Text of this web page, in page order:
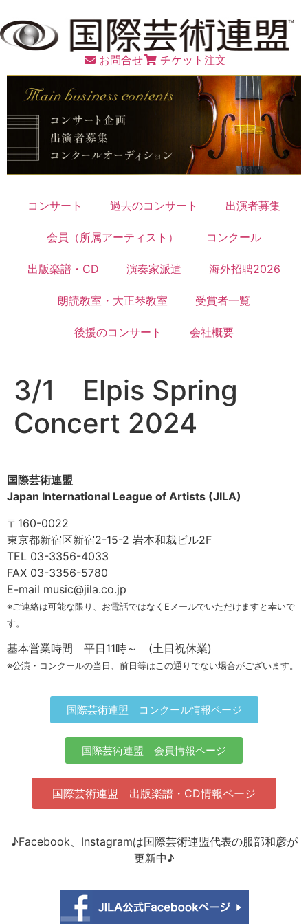
お問合せ チケット注文
コンサート 過去のコンサート 出演者募集
会員（所属アーティスト） コンクール
出版楽譜・CD 演奏家派遣 海外招聘2026
朗読教室・大正琴教室 受賞者一覧
後援のコンサート 会社概要
3/1 Elpis Spring
Concert 2024
国際芸術連盟
Japan International League of Artists (JILA)
〒160-0022
東京都新宿区新宿2-15-2 岩本和裁ビル2F
TEL 03-3356-4033
FAX 03-3356-5780
E-mail music@jila.co.jp
※ご連絡は可能な限り、お電話ではなくEメールでいただけますと幸いで
す。
基本営業時間 平日11時～ (土日祝休業)
※公演・コンクールの当日、前日等はこの通りでない場合がございます。
国際芸術連盟 コンクール情報ページ
国際芸術連盟 会員情報ページ
国際芸術連盟 出版楽譜・CD情報ページ
♪Facebook、Instagramは国際芸術連盟代表の服部和彦が
更新中♪